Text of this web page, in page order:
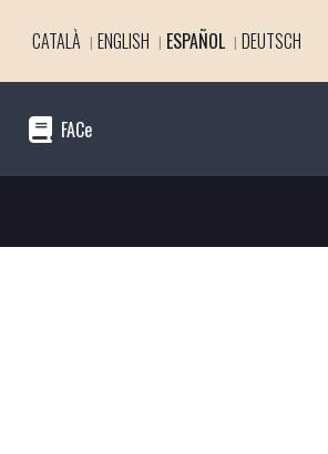
CATALÀ ENGLISH ESPAÑOL DEUTSCH
FACe